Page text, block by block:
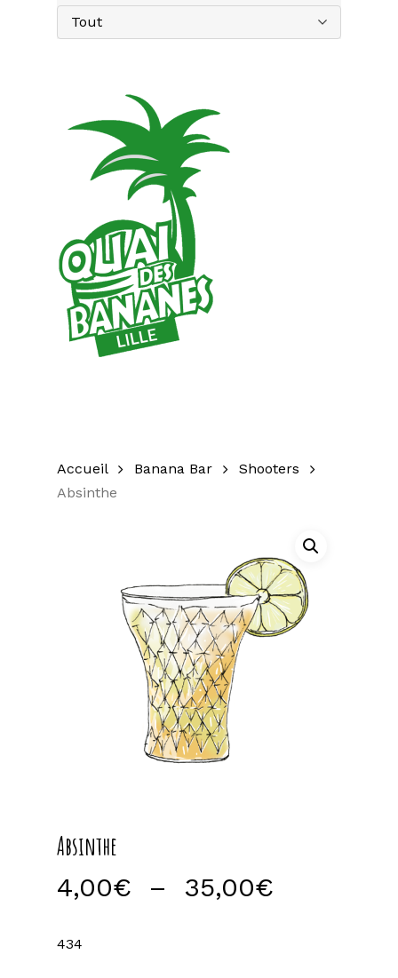
Tout
Accueil Banana Bar
Shooters
Absinthe
Absinthe
4,00€ – 35,00€
434